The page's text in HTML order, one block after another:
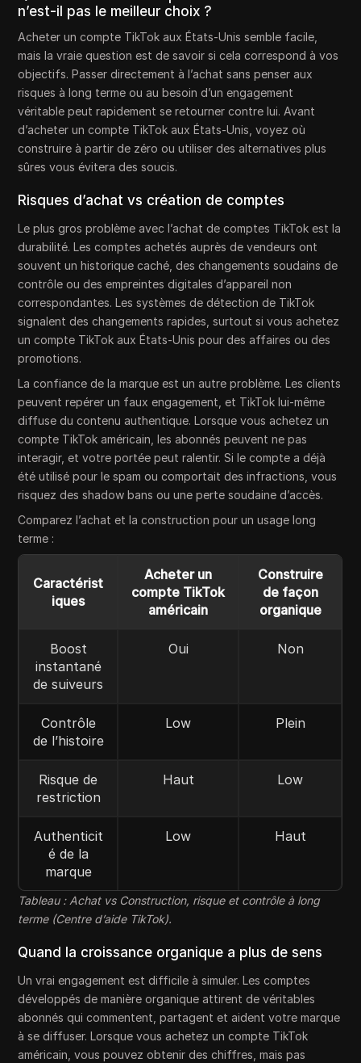
n’est-il pas le meilleur choix ?
Acheter un compte TikTok aux États-Unis semble facile,
mais la vraie question est de savoir si cela correspond à vos
objectifs. Passer directement à l’achat sans penser aux
risques à long terme ou au besoin d’un engagement
véritable peut rapidement se retourner contre lui. Avant
d’acheter un compte TikTok aux États-Unis, voyez où
construire à partir de zéro ou utiliser des alternatives plus
sûres vous évitera des soucis.
Risques d’achat vs création de comptes
Le plus gros problème avec l’achat de comptes TikTok est la
durabilité. Les comptes achetés auprès de vendeurs ont
souvent un historique caché, des changements soudains de
contrôle ou des empreintes digitales d’appareil non
correspondantes. Les systèmes de détection de TikTok
signalent des changements rapides, surtout si vous achetez
un compte TikTok aux États-Unis pour des affaires ou des
promotions.
La confiance de la marque est un autre problème. Les clients
peuvent repérer un faux engagement, et TikTok lui-même
diffuse du contenu authentique. Lorsque vous achetez un
compte TikTok américain, les abonnés peuvent ne pas
interagir, et votre portée peut ralentir. Si le compte a déjà
été utilisé pour le spam ou comportait des infractions, vous
risquez des shadow bans ou une perte soudaine d’accès.
Comparez l’achat et la construction pour un usage long
terme :
Caractérist
iques
Acheter un
compte TikTok
américain
Construire
de façon
organique
Boost
instantané
de suiveurs
Oui Non
Contrôle
de l’histoire
Low Plein
Risque de
restriction
Haut Low
Authenticit
é de la
marque
Low Haut
Tableau : Achat vs Construction, risque et contrôle à long
terme (Centre d’aide TikTok).
Quand la croissance organique a plus de sens
Un vrai engagement est difficile à simuler. Les comptes
développés de manière organique attirent de véritables
abonnés qui commentent, partagent et aident votre marque
à se diffuser. Lorsque vous achetez un compte TikTok
américain, vous pouvez obtenir des chiffres, mais pas